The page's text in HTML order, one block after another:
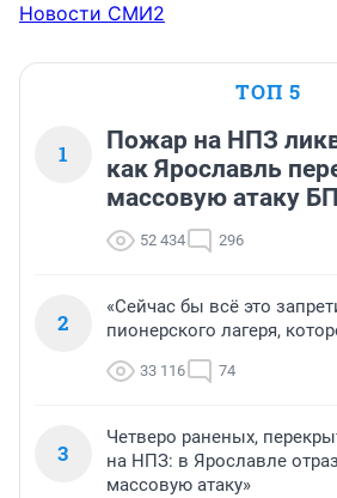
Новости СМИ2
ТОП 5
1
Пожар на НПЗ
как Ярославль
массовую атаку
52 434 296
2
«Сейчас бы всё это
пионерского лагеря,
33 116 74
3
Четверо раненых,
на НПЗ: в Ярославле
массовую атаку»